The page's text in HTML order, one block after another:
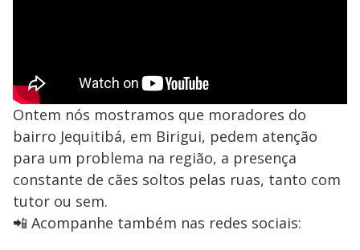
Ontem nós mostramos que moradores do
bairro Jequitibá, em Birigui, pedem atenção
para um problema na região, a presença
constante de cães soltos pelas ruas, tanto com
tutor ou sem.
📲 Acompanhe também nas redes sociais: